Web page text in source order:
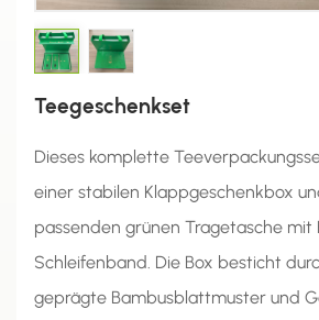
Teegeschenkset
Dieses komplette
einer stabilen Klappgeschenkbox
passenden grünen Tragetasche mit
Schleifenband. Die Box besticht
geprägte Bambusblattmuster und